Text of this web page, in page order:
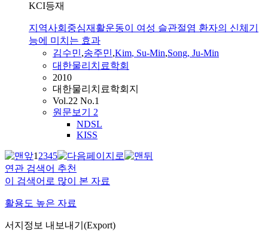
KCI등재
지역사회중심재활운동이 여성 슬관절염 환자의 신체기
능에 미치는 효과
김수민,송주민,Kim, Su-Min,Song, Ju-Min
대한물리치료학회
2010
대한물리치료학회지
Vol.22 No.1
원문보기 2
NDSL
KISS
12345
연관 검색어 추천
이 검색어로 많이 본 자료
활용도 높은 자료
서지정보 내보내기(Export)